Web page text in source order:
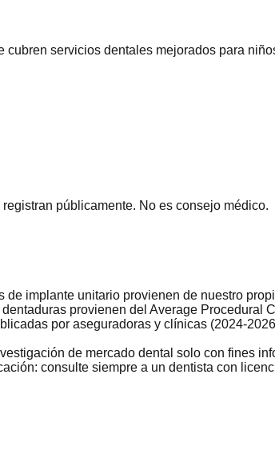
servicios dentales mejorados para
públicamente. No es consejo médico.
implante unitario provienen de nuestro
provienen del Average Procedural
por aseguradoras y clínicas (2024-
de mercado dental solo con fines
consulte siempre a un dentista con